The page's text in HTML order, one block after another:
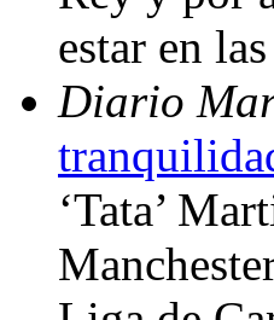
estar en
Diario
‘Tata’